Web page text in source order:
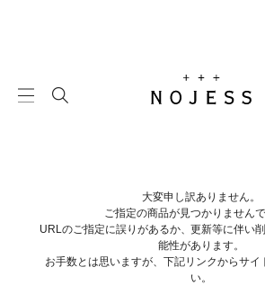
大変申し訳ありません。
ご指定の商品が見つかりませんで
URLのご指定に誤りがあるか、更新等に伴い
能性があります。
お手数とは思いますが、下記リンクからサイ
い。